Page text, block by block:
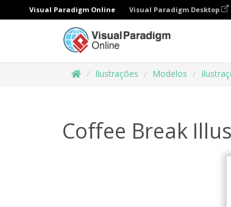
Visual Paradigm Online Visual Paradigm Desktop
Ilustrações Modelos
Coffee Break